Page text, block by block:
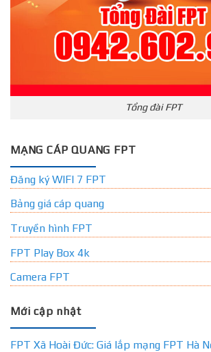
Tổng đài FPT
MẠNG CÁP QUANG FPT
Đăng ký WIFI 7 FPT
Bảng giá cáp quang
Truyền hình FPT
FPT Play Box 4k
Camera FPT
Mới cập nhật
FPT Xã Hoài Đức: Giá lắp mạng FPT Hà